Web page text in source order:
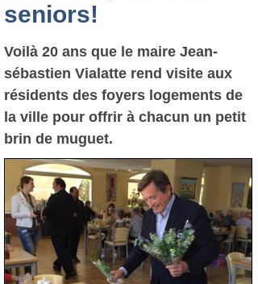
seniors!
Voilà 20 ans que le maire Jean-
sébastien Vialatte rend visite aux
résidents des foyers logements de
la ville pour offrir à chacun un petit
brin de muguet.